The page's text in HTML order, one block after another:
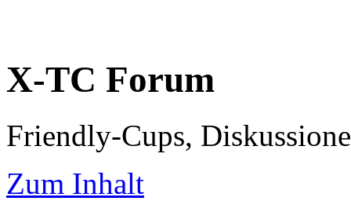
X-TC Forum
Friendly-Cups,
Zum Inhalt